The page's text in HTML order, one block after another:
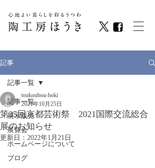
記事
記事一覧
展示販売
展覧会
ホームページについて
ブログ
記事一覧
第35回京都芸術祭 2021国際交流総合
展のお知らせ
toukoubou-hoki
2021年10月25日
更新日： 2022年1月21日